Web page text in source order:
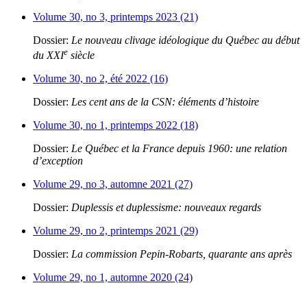
Volume 30, no 3, printemps 2023 (21)
Dossier: Le nouveau clivage idéologique du Québec au début
du XXIe siècle
Volume 30, no 2, été 2022 (16)
Dossier: Les cent ans de la CSN: éléments d’histoire
Volume 30, no 1, printemps 2022 (18)
Dossier: Le Québec et la France depuis 1960: une relation
d’exception
Volume 29, no 3, automne 2021 (27)
Dossier: Duplessis et duplessisme: nouveaux regards
Volume 29, no 2, printemps 2021 (29)
Dossier: La commission Pepin-Robarts, quarante ans après
Volume 29, no 1, automne 2020 (24)